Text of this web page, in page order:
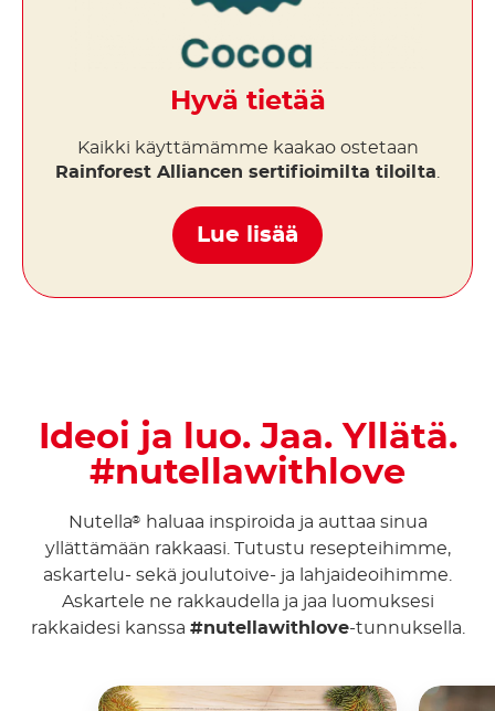
Hyvä tietää
Kaikki käyttämämme kaakao ostetaan
Rainforest Alliancen sertifioimilta tiloilta
Lue lisää
Ideoi ja luo. Jaa. Yllätä.
#nutellawithlove
Nutella®
haluaa inspiroida ja auttaa sinua
yllättämään rakkaasi. Tutustu resepteihimme,
askartelu- sekä joulutoive- ja lahjaideoihimme.
Askartele ne rakkaudella ja jaa luomuksesi
rakkaidesi kanssa #nutellawithlove-tunnuksella.